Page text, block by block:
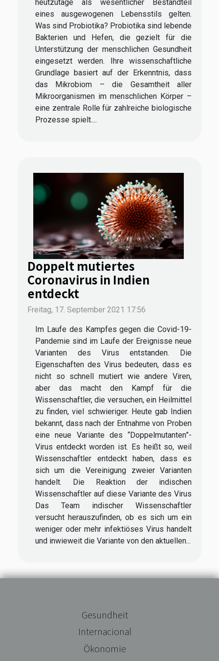
heutzutage als wesentlicher Bestandteil
eines ausgewogenen Lebensstils gelten.
Was sind Probiotika? Probiotika sind lebende
Bakterien und Hefen, die gezielt für die
Unterstützung der menschlichen Gesundheit
eingesetzt werden. Ihre wissenschaftliche
Grundlage basiert auf der Erkenntnis, dass
das Mikrobiom – die Gesamtheit aller
Mikroorganismen im menschlichen Körper –
eine zentrale Rolle für zahlreiche biologische
Prozesse spielt....
Doppelt mutiertes
Coronavirus in Indien
entdeckt
Freitag, 17. September 2021 17:56
Im Laufe des Kampfes gegen die Covid-19-
Pandemie sind im Laufe der Ereignisse neue
Varianten des Virus entstanden. Die
Eigenschaften des Virus bedeuten, dass es
nicht so schnell mutiert wie andere Viren,
aber das macht den Kampf für die
Wissenschaftler, die versuchen, ein Heilmittel
zu finden, viel schwieriger. Heute gab Indien
bekannt, dass nach der Entnahme von Proben
eine neue Variante des “Doppelmutanten”-
Virus entdeckt worden ist. Es heißt so, weil
Wissenschaftler entdeckt haben, dass es
sich um die Vereinigung zweier Varianten
handelt. Die Reaktion der indischen
Wissenschaftler auf diese Variante des Virus
Das Team indischer Wissenschaftler
versucht herauszufinden, ob es sich um ein
weniger oder mehr infektiöses Virus handelt
und inwieweit die Variante von den aktuellen...
Gesundheit
Internacional
Ökonomie